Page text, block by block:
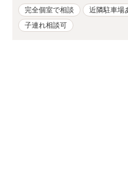
完全個室で相談
近隣駐車場
子連れ相談可